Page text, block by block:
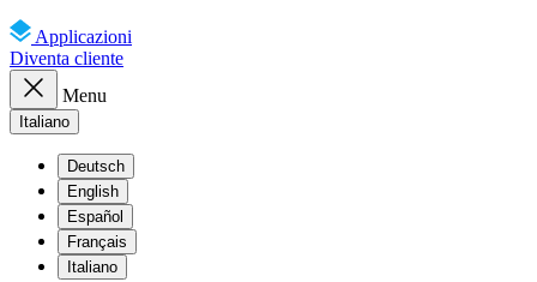
Applicazioni
Diventa cliente
Menu
Italiano
Deutsch
English
Español
Français
Italiano